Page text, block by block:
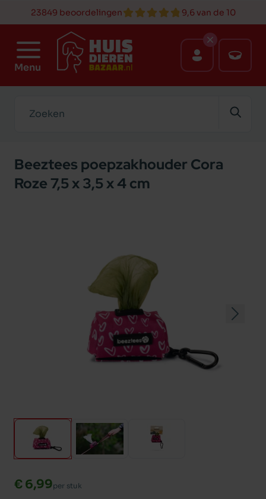
23849 beoordelingen 9,6 van de 10
Menu
Beeztees poepzakhouder Cora
Roze 7,5 x 3,5 x 4 cm
€ 6,99per stuk